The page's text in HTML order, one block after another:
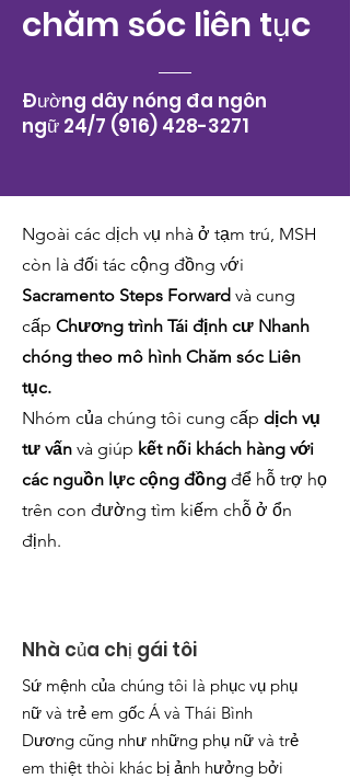
chăm sóc liên tục
Đường dây nóng đa ngôn
ngữ 24/7 (916) 428-3271
Ngoài các dịch vụ nhà ở tạm trú, MSH
còn là đối tác cộng đồng với
Sacramento Steps Forward và cung
cấp Chương trình Tái định cư Nhanh
chóng theo mô hình Chăm sóc Liên
tục.
Nhóm của chúng tôi cung cấp dịch vụ
tư vấn và giúp kết nối khách hàng với
các nguồn lực cộng đồng để hỗ trợ họ
trên con đường tìm kiếm chỗ ở ổn
định.
Nhà của chị gái tôi
Sứ mệnh của chúng tôi là phục vụ phụ
nữ và trẻ em gốc Á và Thái Bình
Dương cũng như những phụ nữ và trẻ
em thiệt thòi khác bị ảnh hưởng bởi